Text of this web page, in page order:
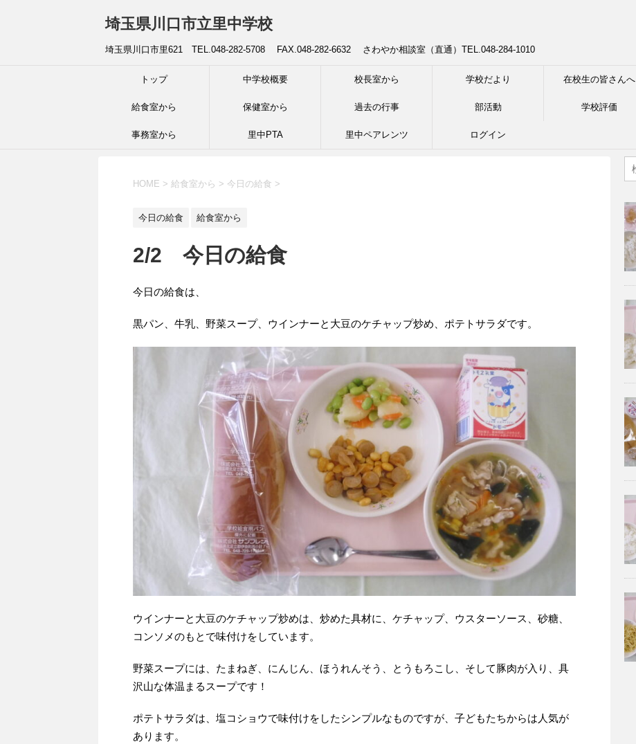
埼玉県川口市立里中学校
埼玉県川口市里621 TEL.048-282-5708 FAX.048-282-6632 さわやか相談室（直通）TEL.048-284-1010
トップ 中学校概要 校長室から 学校だより 在校生の皆さんへ
給食室から 保健室から 過去の行事 部活動 学校評価
事務室から 里中PTA 里中ペアレンツ ログイン
HOME > 給食室から > 今日の給食 >
今日の給食 給食室から
2/2 今日の給食
今日の給食は、
黒パン、牛乳、野菜スープ、ウインナーと大豆のケチャップ炒め、ポテトサラダです。
ウインナーと大豆のケチャップ炒めは、炒めた具材に、ケチャップ、ウスターソース、砂糖、
コンソメのもとで味付けをしています。
野菜スープには、たまねぎ、にんじん、ほうれんそう、とうもろこし、そして豚肉が入り、具
沢山な体温まるスープです！
ポテトサラダは、塩コショウで味付けをしたシンプルなものですが、子どもたちからは人気が
あります。